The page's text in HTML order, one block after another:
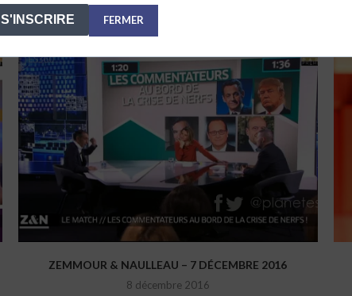
VOUS POURRIEZ AUSSI APPRECIER
ZEMMOUR & NAULLEAU – 7 DÉCEMBRE 2016
8 décembre 2016
S'INSCRIRE FERMER